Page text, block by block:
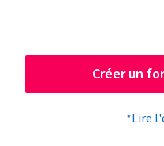
Créer un
*Lire